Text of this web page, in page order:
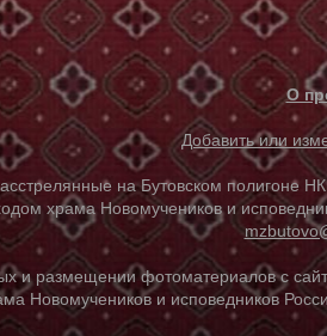
О
Добавить или
на Бутовском полигоне
храма Новомучеников и
и размещении фотоматериалов с
Новомучеников и исповедников